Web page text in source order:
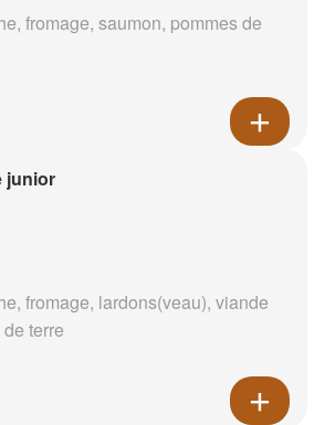
fromage, saumon, pommes de
junior
fromage, lardons(veau), viande
terre